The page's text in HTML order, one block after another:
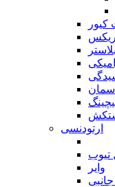
کیور
سمان
ارتودنسی
تیوب
وایر